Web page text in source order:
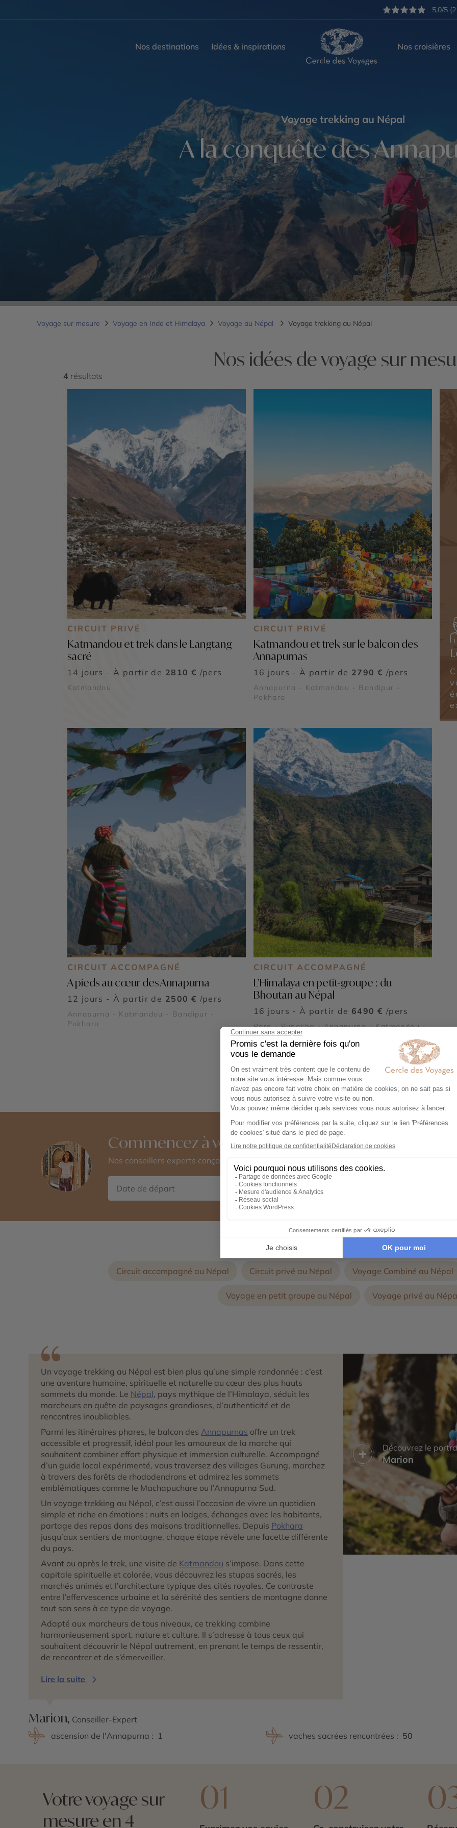
5,0/5
Nos destinations Idées & inspirations Nos croisières
Voyage trekking au Népal
A la conquête des
Voyage sur mesure Voyage en Inde et Himalaya Voyage au Népal Voyage trekking au Népal
Nos idées de voyage sur
4 résultats
CIRCUIT PRIVÉ
Katmandou et trek dans le Langtang
sacré
14 jours - À partir de 2810 € /pers
Katmandou
CIRCUIT PRIVÉ
Katmandou et trek sur le balcon des
Annapurnas
16 jours - À partir de 2790 € /pers
Annapurna - Katmandou - Bandipur -
Pokhara
CIRCUIT ACCOMPAGNÉ
A pieds au cœur des Annapurna
12 jours - À partir de 2500 € /pers
Annapurna - Katmandou - Bandipur -
Pokhara
CIRCUIT ACCOMPAGNÉ
L’Himalaya en petit-groupe : du
Bhoutan au Népal
16 jours - À partir de 6490 € /pers
Paro - Punakha - Annapurna - Katmandou -
Chitwan - Pokhara
Voir tous nos Voyages Népal (9)
Commencez à voyager
Nos conseillers experts conçoivent avec vous, un voyage d'exception 100% personnalisé.
Circuit accompagné au Népal Circuit privé au Népal Voyage Combiné au Népal
Voyage en petit groupe au Népal Voyage privé au
Un voyage trekking au Népal est bien plus qu’une simple randonnée : c’est
une aventure humaine, spirituelle et naturelle au cœur des plus hauts
sommets du monde. Le Népal, pays mythique de l’Himalaya, séduit les
marcheurs en quête de paysages grandioses, d’authenticité et de
rencontres inoubliables.
Parmi les itinéraires phares, le balcon des Annapurnas offre un trek
accessible et progressif, idéal pour les amoureux de la marche qui
souhaitent combiner effort physique et immersion culturelle. Accompagné
d’un guide local expérimenté, vous traversez des villages Gurung, marchez
à travers des forêts de rhododendrons et admirez les sommets
emblématiques comme le Machapuchare ou l’Annapurna Sud.
Un voyage trekking au Népal, c’est aussi l’occasion de vivre un quotidien
simple et riche en émotions : nuits en lodges, échanges avec les habitants,
partage des repas dans des maisons traditionnelles. Depuis Pokhara
jusqu’aux sentiers de montagne, chaque étape révèle une facette différente
du pays.
Avant ou après le trek, une visite de Katmandou s’impose. Dans cette
capitale spirituelle et colorée, vous découvrez les stupas sacrés, les
marchés animés et l’architecture typique des cités royales. Ce contraste
entre l’effervescence urbaine et la sérénité des sentiers de montagne donne
tout son sens à ce type de voyage.
Adapté aux marcheurs de tous niveaux, ce trekking combine
harmonieusement sport, nature et culture. Il s’adresse à tous ceux qui
souhaitent découvrir le Népal autrement, en prenant le temps de ressentir,
de rencontrer et de s’émerveiller.
Lire la suite
Marion, Conseiller-Expert
ascension de l'Annapurna : 1 vaches sacrées rencontrées : 50
Découvrez le
Marion
Votre voyage sur
mesure en 4
01 02